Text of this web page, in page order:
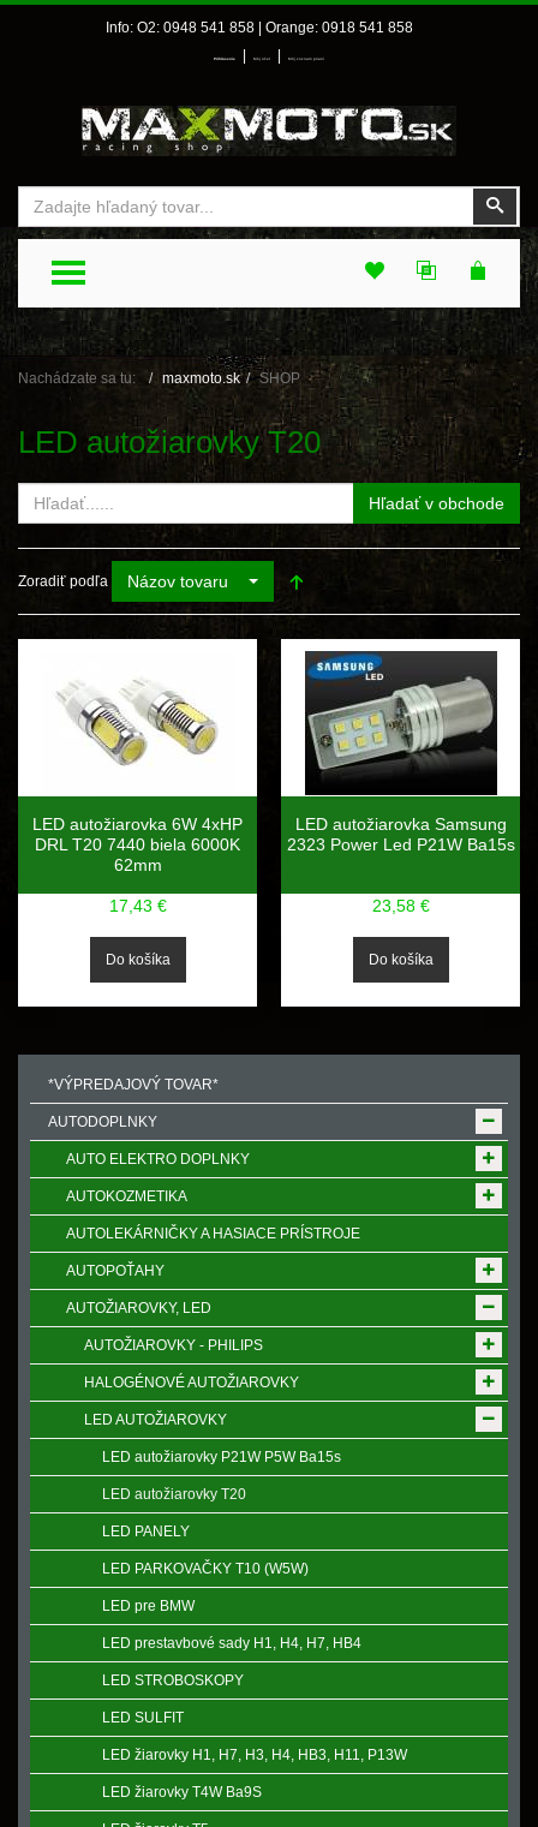
Info: O2: 0948 541 858 | Orange: 0918 541 858
Prihlásenie Môj účet Môj zoznam prianí
TOGGLE MENU
Nachádzate sa tu: maxmoto.sk SHOP
LED autožiarovky T20
Hľadať v obchode
Zoradiť podľa Názov tovaru
LED autožiarovka 6W 4xHP
DRL T20 7440 biela 6000K
62mm
17,43 €
LED autožiarovka Samsung
2323 Power Led P21W Ba15s
23,58 €
*VÝPREDAJOVÝ TOVAR*
AUTODOPLNKY
AUTO ELEKTRO DOPLNKY
AUTOKOZMETIKA
AUTOLEKÁRNIČKY A HASIACE PRÍSTROJE
AUTOPOŤAHY
AUTOŽIAROVKY, LED
AUTOŽIAROVKY - PHILIPS
HALOGÉNOVÉ AUTOŽIAROVKY
LED AUTOŽIAROVKY
LED autožiarovky P21W P5W Ba15s
LED autožiarovky T20
LED PANELY
LED PARKOVAČKY T10 (W5W)
LED pre BMW
LED prestavbové sady H1, H4, H7, HB4
LED STROBOSKOPY
LED SULFIT
LED žiarovky H1, H7, H3, H4, HB3, H11, P13W
LED žiarovky T4W Ba9S